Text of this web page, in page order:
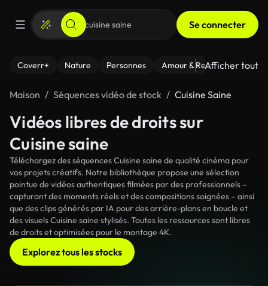
Se connecter
Coverr+ Nature Personnes Amour & Relations Le
Afficher tout
Maison Séquences vidéo de stock Cuisine Saine
Vidéos libres de droits sur
Cuisine saine
Téléchargez des séquences Cuisine saine de qualité cinéma pour
vos projets créatifs. Notre bibliothèque propose une sélection
pointue de vidéos authentiques filmées par des professionnels –
capturant des moments réels et des compositions soignées – ainsi
que des clips générés par IA pour des arrière-plans en boucle et
des visuels Cuisine saine stylisés. Toutes les ressources sont libres
de droits et optimisées pour le montage 4K.
Explorez tous les stocks